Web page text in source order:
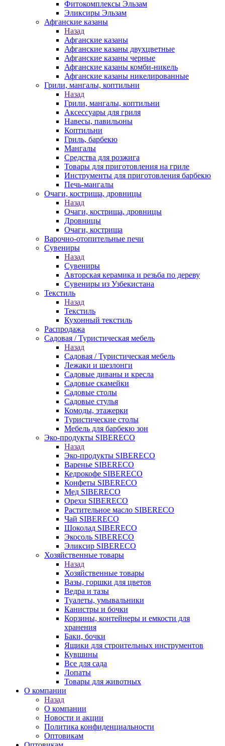
Фитокомплексы Эльзам
Эликсиры Эльзам
Афганские казаны
Назад
Афганские казаны
Афганские казаны двухцветные
Афганские казаны черные
Афганские казаны комби-никель
Афганские казаны никелированные
Грили, мангалы, коптильни
Назад
Грили, мангалы, коптильни
Аксессуары для гриля
Навесы, павильоны
Коптильни
Гриль, барбекю
Мангалы
Средства для розжига
Товары для приготовления на гриле
Инструменты для приготовления барбекю
Печь-мангалы
Очаги, кострища, дровницы
Назад
Очаги, кострища, дровницы
Дровницы
Очаги, кострища
Варочно-отопительные печи
Сувениры
Назад
Сувениры
Авторская керамика и резьба по дереву
Сувениры из Узбекистана
Текстиль
Назад
Текстиль
Кухонный текстиль
Распродажа
Садовая / Туристическая мебель
Назад
Садовая / Туристическая мебель
Лежаки и шезлонги
Садовые диваны и кресла
Садовые скамейки
Садовые столы
Садовые стулья
Комоды, этажерки
Туристические столы
Мебель для барбекю зон
Эко-продукты SIBERECO
Назад
Эко-продукты SIBERECO
Варенье SIBERECO
Кедрокофе SIBERECO
Конфеты SIBERECO
Мед SIBERECO
Орехи SIBERECO
Растительное масло SIBERECO
Чай SIBERECO
Шоколад SIBERECO
Экосоль SIBERECO
Эликсир SIBERECO
Хозяйственные товары
Назад
Хозяйственные товары
Вазы, горшки для цветов
Ведра и тазы
Туалеты, умывальники
Канистры и бочки
Корзины, контейнеры и емкости для
хранения
Баки, бочки
Ящики для строительных инструментов
Кувшины
Все для сада
Лопаты
Товары для животных
О компании
Назад
О компании
Новости и акции
Политика конфиденциальности
Оптовикам